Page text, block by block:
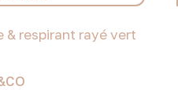
à
56,90 €